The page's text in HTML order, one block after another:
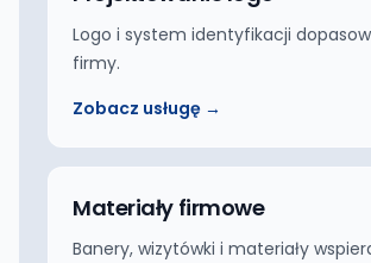
Logo i system identyfikacji
firmy.
Zobacz usługę →
Materiały firmowe
Banery, wizytówki i materiały